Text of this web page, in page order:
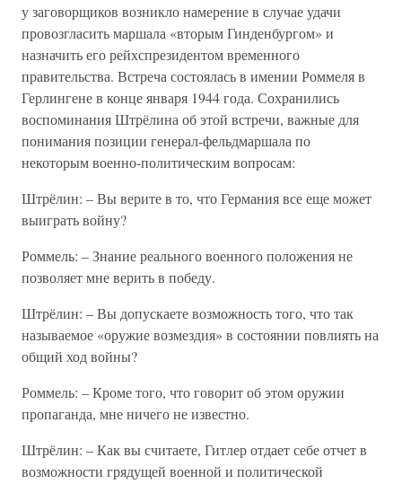
у заговорщиков возникло намерение в случае удачи
провозгласить маршала «вторым Гинденбургом» и
назначить его рейхспрезидентом временного
правительства. Встреча состоялась в имении Роммеля в
Герлингене в конце января 1944 года. Сохранились
воспоминания Штрёлина об этой встречи, важные для
понимания позиции генерал-фельдмаршала по
некоторым военно-политическим вопросам:
Штрёлин: – Вы верите в то, что Германия все еще может
выиграть войну?
Роммель: – Знание реального военного положения не
позволяет мне верить в победу.
Штрёлин: – Вы допускаете возможность того, что так
называемое «оружие возмездия» в состоянии повлиять на
общий ход войны?
Роммель: – Кроме того, что говорит об этом оружии
пропаганда, мне ничего не известно.
Штрёлин: – Как вы считаете, Гитлер отдает себе отчет в
возможности грядущей военной и политической